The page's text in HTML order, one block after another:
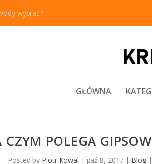
wybrać?
GŁÓWNA
CZYM POLEGA
Posted by Piotr Kowal | paź 8, 2017 | Blog